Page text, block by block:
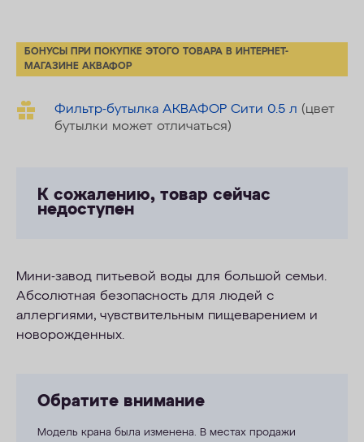
БОНУСЫ ПРИ ПОКУПКЕ ЭТОГО ТОВАРА В ИНТЕРНЕТ-
МАГАЗИНЕ АКВАФОР
Фильтр-бутылка АКВАФОР Сити 0.5 л (цвет
бутылки может отличаться)
К сожалению, товар сейчас
недоступен
Мини-завод питьевой воды для большой семьи.
Абсолютная безопасность для людей с
аллергиями, чувствительным пищеварением и
новорожденных.
Обратите внимание
Модель крана была изменена. В местах продажи